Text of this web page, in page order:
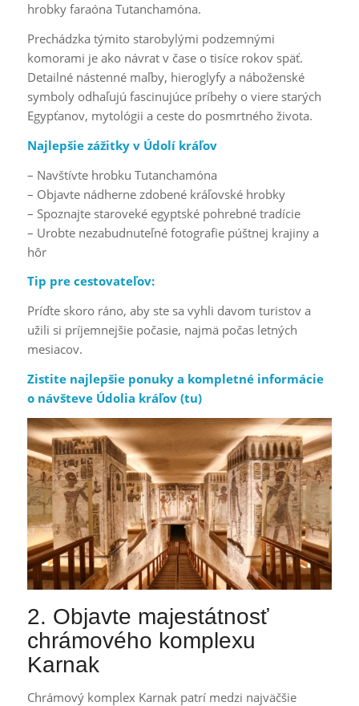
hrobky faraóna Tutanchamóna.
Prechádzka týmito starobylými podzemnými
komorami je ako návrat v čase o tisíce rokov späť.
Detailné nástenné maľby, hieroglyfy a náboženské
symboly odhaľujú fascinujúce príbehy o viere starých
Egypťanov, mytológii a ceste do posmrtného života.
Najlepšie zážitky v Údolí kráľov
– Navštívte hrobku Tutanchamóna
– Objavte nádherne zdobené kráľovské hrobky
– Spoznajte staroveké egyptské pohrebné tradície
– Urobte nezabudnuteľné fotografie púštnej krajiny a
hôr
Tip pre cestovateľov:
Príďte skoro ráno, aby ste sa vyhli davom turistov a
užili si príjemnejšie počasie, najmä počas letných
mesiacov.
Zistite najlepšie ponuky a kompletné informácie
o návšteve Údolia kráľov (tu)
2. Objavte majestátnosť
chrámového komplexu
Karnak
Chrámový komplex Karnak patrí medzi najväčšie